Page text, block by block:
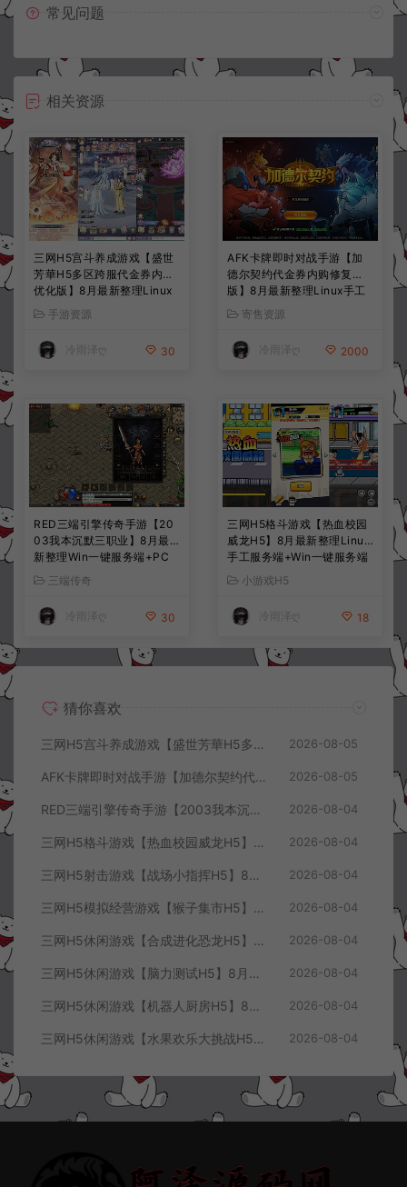
常见问题
相关资源
三网H5宫斗养成游戏【盛世
芳華H5多区跨服代金券内购
优化版】8月最新整理Linux
手工服务端+CDK授权后台
+全资源安卓+详细搭建教程
+视频教程
手游资源
冷雨泽ღ 30
AFK卡牌即时对战手游【加
德尔契约代金券内购修复
版】8月最新整理Linux手工
服务端+前后端全套源码+CD
K授权后台+安卓苹果双端
+详细搭建教程+视频教程
寄售资源
冷雨泽ღ 2000
RED三端引擎传奇手游【20
03我本沉默三职业】8月最
新整理Win一键服务端+PC
安卓+详细搭建教程
三端传奇
冷雨泽ღ 30
三网H5格斗游戏【热血校园
威龙H5】8月最新整理Linux
手工服务端+Win一键服务端
+解压即玩+简易安卓客户端
+详细搭建教程
小游戏H5
冷雨泽ღ 18
猜你喜欢
三网H5宫斗养成游戏【盛世芳華H5多区跨服代金券内购优化版】8月最新整理Linux手工服务端+CDK授权后台+全资源安卓+详细搭建教程+视频教程 2026-08-05
AFK卡牌即时对战手游【加德尔契约代金券内购修复版】8月最新整理Linux手工服务端+前后端全套源码+CDK授权后台+安卓苹果双端+详细搭建教程+视频教程 2026-08-05
RED三端引擎传奇手游【2003我本沉默三职业】8月最新整理Win一键服务端+PC安卓+详细搭建教程 2026-08-04
三网H5格斗游戏【热血校园威龙H5】8月最新整理Linux手工服务端+Win一键服务端+解压即玩+简易安卓客户端+详细搭建教程 2026-08-04
三网H5射击游戏【战场小指挥H5】8月最新整理Linux手工服务端+Win一键服务端+解压即玩+简易安卓客户端+详细搭建教程 2026-08-04
三网H5模拟经营游戏【猴子集市H5】8月最新整理Linux手工服务端+Win一键服务端+解压即玩+简易安卓客户端+详细搭建教程 2026-08-04
三网H5休闲游戏【合成进化恐龙H5】8月最新整理Linux手工服务端+Win一键服务端+解压即玩+简易安卓客户端+详细搭建教程 2026-08-04
三网H5休闲游戏【脑力测试H5】8月最新整理Linux手工服务端+Win一键服务端+解压即玩+简易安卓客户端+详细搭建教程 2026-08-04
三网H5休闲游戏【机器人厨房H5】8月最新整理Linux手工服务端+Win一键服务端+解压即玩+简易安卓客户端+详细搭建教程 2026-08-04
三网H5休闲游戏【水果欢乐大挑战H5】8月最新整理Linux手工服务端+Win一键服务端+解压即玩+简易安卓客户端+详细搭建教程 2026-08-04